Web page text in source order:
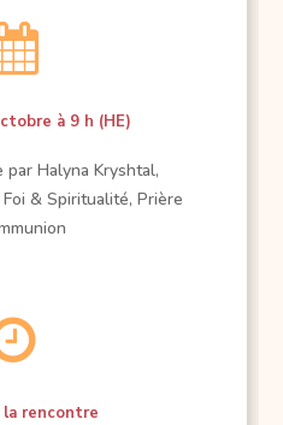
à 9 h (HE)
Halyna Kryshtal,
& Spiritualité, Prière
la rencontre